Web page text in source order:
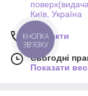
Київ, Україна
Контакти
Сьогодні
Показати
КНОПКА
ЗВ'ЯЗКУ